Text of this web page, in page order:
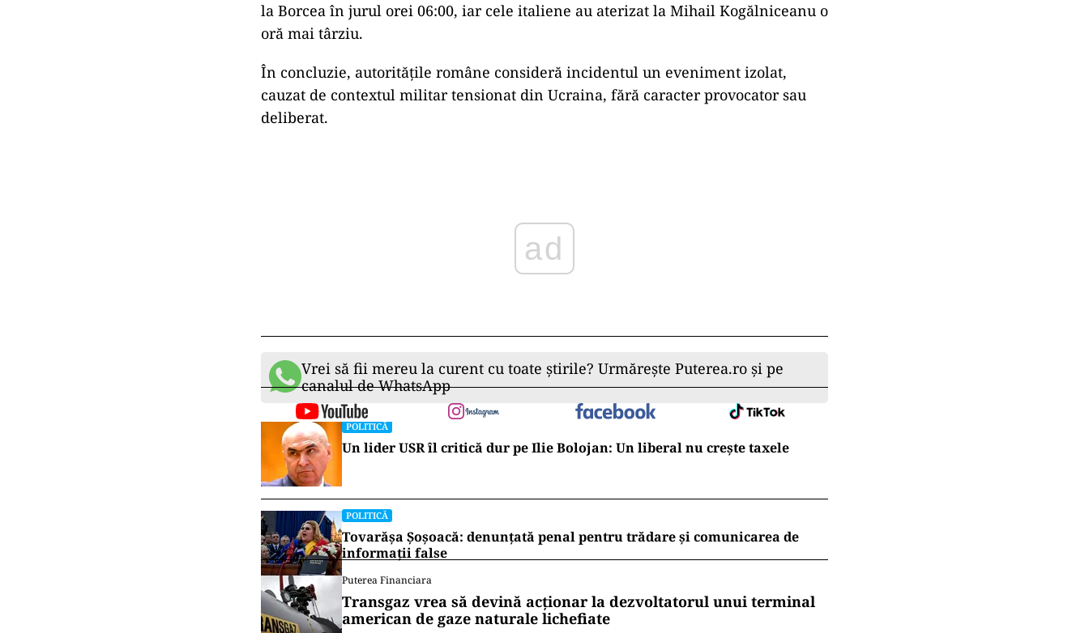
la Borcea în jurul orei 06:00, iar cele italiene au aterizat la Mihail Kogălniceanu o
oră mai târziu.
În concluzie, autoritățile române consideră incidentul un eveniment izolat,
cauzat de contextul militar tensionat din Ucraina, fără caracter provocator sau
deliberat.
ad
Vrei să fii mereu la curent cu toate știrile? Urmărește Puterea.ro și pe
canalul de WhatsApp
POLITICĂ
Un lider USR îl critică dur pe Ilie Bolojan: Un liberal nu crește taxele
POLITICĂ
Tovarășa Șoșoacă: denunțată penal pentru trădare și comunicarea de
informații false
Puterea Financiara
Transgaz vrea să devină acționar la dezvoltatorul unui terminal
american de gaze naturale lichefiate